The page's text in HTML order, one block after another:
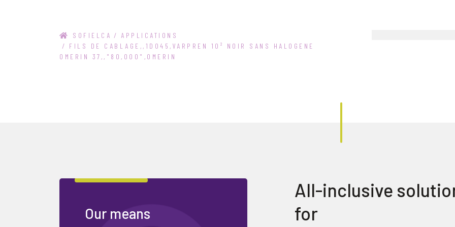
SOFIELCA / APPLICATIONS
/ FILS DE CABLAGE,,1D045,VARPREN 10² NOIR SANS HALOGENE
OMERIN 37,,"80,000",OMERIN
Our means
All-inclusive
for